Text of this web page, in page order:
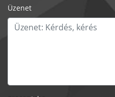
Üzenet